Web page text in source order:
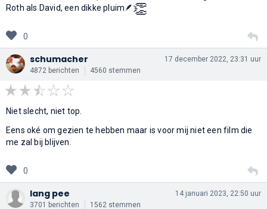
Roth als David, een dikke pluim🪶👏
0
schumacher
4872 berichten 4560 stemmen
17 december 2022, 23:31 uur
Niet slecht, niet top.
Eens oké om gezien te hebben maar is voor mij niet een film die
me zal bij blijven.
0
lang pee
3701 berichten 1562 stemmen
14 januari 2023, 22:50 uur